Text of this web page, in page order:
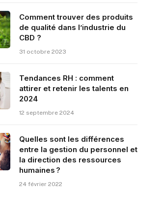
Comment trouver des produits
de qualité dans l’industrie du
CBD ?
31 octobre 2023
Tendances RH : comment
attirer et retenir les talents en
2024
12 septembre 2024
Quelles sont les différences
entre la gestion du personnel et
la direction des ressources
humaines ?
24 février 2022